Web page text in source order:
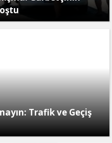
Trafik ve Geçiş